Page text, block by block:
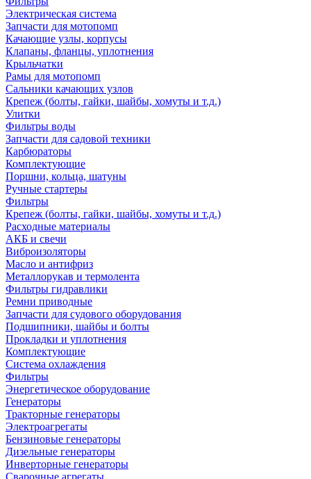
Электрическая система
Запчасти для мотопомп
Качающие узлы, корпусы
Клапаны, фланцы, уплотнения
Крыльчатки
Рамы для мотопомп
Сальники качающих узлов
Крепеж (болты, гайки, шайбы, хомуты и т.д.)
Улитки
Фильтры воды
Запчасти для садовой техники
Карбюраторы
Комплектующие
Поршни, кольца, шатуны
Ручные стартеры
Фильтры
Крепеж (болты, гайки, шайбы, хомуты и т.д.)
Расходные материалы
АКБ и свечи
Виброизоляторы
Масло и антифриз
Металлорукав и термолента
Фильтры гидравлики
Ремни приводные
Запчасти для судового оборудования
Подшипники, шайбы и болты
Прокладки и уплотнения
Комплектующие
Система охлаждения
Фильтры
Энергетическое оборудование
Генераторы
Тракторные генераторы
Электроагрегаты
Бензиновые генераторы
Дизельные генераторы
Инверторные генераторы
Сварочные агрегаты